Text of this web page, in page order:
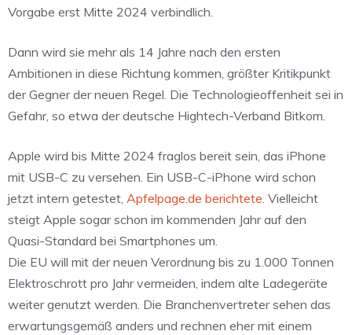
Vorgabe erst Mitte 2024 verbindlich.
Dann wird sie mehr als 14 Jahre nach den ersten
Ambitionen in diese Richtung kommen, größter Kritikpunkt
der Gegner der neuen Regel. Die Technologieoffenheit sei in
Gefahr, so etwa der deutsche Hightech-Verband Bitkom.
Apple wird bis Mitte 2024 fraglos bereit sein, das iPhone
mit USB-C zu versehen. Ein USB-C-iPhone wird schon
jetzt intern getestet, Apfelpage.de berichtete. Vielleicht
steigt Apple sogar schon im kommenden Jahr auf den
Quasi-Standard bei Smartphones um.
Die EU will mit der neuen Verordnung bis zu 1.000 Tonnen
Elektroschrott pro Jahr vermeiden, indem alte Ladegeräte
weiter genutzt werden. Die Branchenvertreter sehen das
erwartungsgemäß anders und rechnen eher mit einem